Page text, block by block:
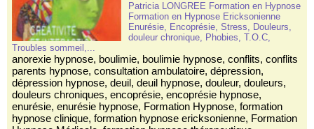
Patricia LONGREE Formation en Hypnose
Formation en Hypnose Ericksonienne
Enurésie, Encoprésie, Stress, Douleurs,
douleur chronique, Phobies, T.O.C,
Troubles sommeil,...
anorexie hypnose, boulimie, boulimie hypnose, conflits, conflits
parents hypnose, consultation ambulatoire, dépression,
dépression hypnose, deuil, deuil hypnose, douleur, douleurs,
douleurs chroniques, encoprésie, encoprésie hypnose,
enurésie, enurésie hypnose, Formation Hypnose, formation
hypnose clinique, formation hypnose ericksonienne, Formation